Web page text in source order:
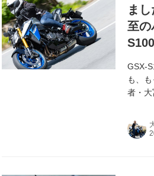
ま
至の
GSX-
も、
者・